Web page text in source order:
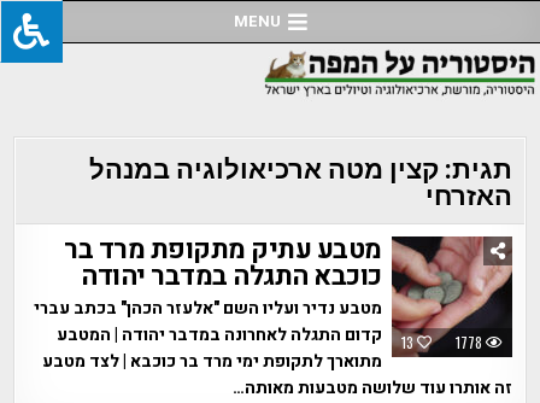
to
content
MENU
תגית:קצין מטה ארכיאולוגיה במנהל
האזרחי
13 1778
מטבע עתיק מתקופת מרד בר
כוכבא התגלה במדבר יהודה
מטבע נדיר ועליו השם "אלעזר הכהן" בכתב עברי
קדום התגלה לאחרונה במדבר יהודה | המטבע
מתוארך לתקופת ימי מרד בר כוכבא | לצד מטבע
זה אותרו עוד שלושה מטבעות מאותה…